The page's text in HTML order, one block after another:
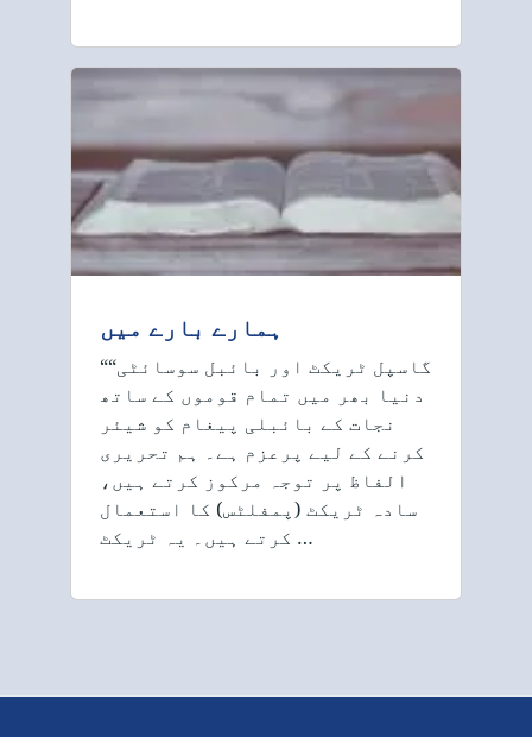
ہمارے بارے میں
““گاسپل ٹریکٹ اور بائبل سوسائٹی
دنیا بھر میں تمام قوموں کے ساتھ
نجات کے بائبلی پیغام کو شیئر
کرنے کے لیے پرعزم ہے۔ ہم تحریری
الفاظ پر توجہ مرکوز کرتے ہیں،
سادہ ٹریکٹ (پمفلٹس) کا استعمال
کرتے ہیں۔ یہ ٹریکٹ …